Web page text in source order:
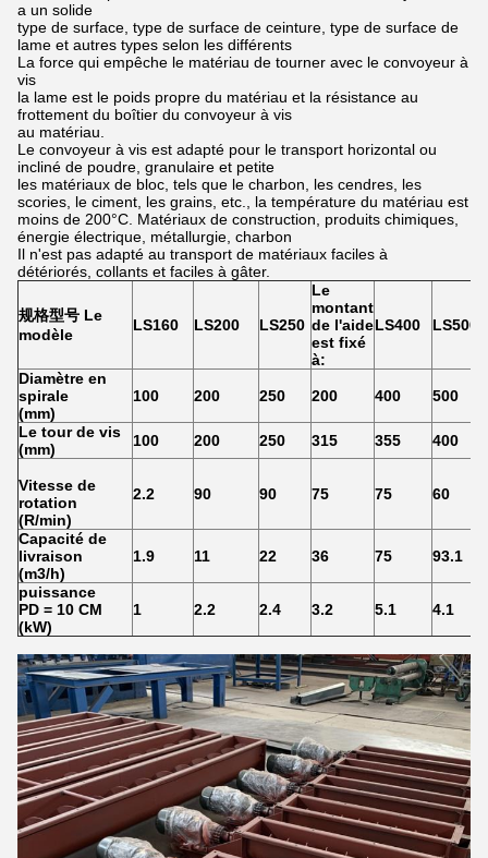
a un solide
type de surface, type de surface de ceinture, type de surface de
lame et autres types selon les différents
La force qui empêche le matériau de tourner avec le convoyeur à
vis
la lame est le poids propre du matériau et la résistance au
frottement du boîtier du convoyeur à vis
au matériau.
Le convoyeur à vis est adapté pour le transport horizontal ou
incliné de poudre, granulaire et petite
les matériaux de bloc, tels que le charbon, les cendres, les
scories, le ciment, les grains, etc., la température du matériau est
moins de 200°C. Matériaux de construction, produits chimiques,
énergie électrique, métallurgie, charbon
Il n'est pas adapté au transport de matériaux faciles à
détériorés, collants et faciles à gâter.
规格型号 Le
modèle
LS160 LS200 LS250
Le
montant
de l'aide
est fixé
à:
LS400 LS500
Diamètre en
spirale
(mm)
100 200 250 200 400 500
Le tour de vis
(mm)
100 200 250 315 355 400
Vitesse de
rotation
(R/min)
2.2 90 90 75 75 60
Capacité de
livraison
(m3/h)
1.9 11 22 36 75 93.1
puissance
PD = 10 CM
(kW)
1 2.2 2.4 3.2 5.1 4.1